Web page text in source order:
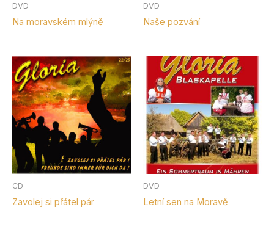
DVD
Na moravském mlýně
DVD
Naše pozvání
CD
Zavolej si přátel pár
DVD
Letní sen na Moravě